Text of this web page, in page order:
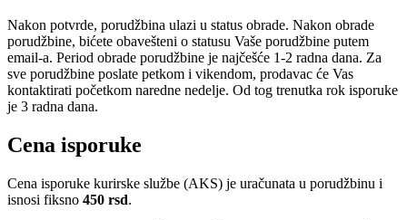
Nakon potvrde, porudžbina ulazi u status obrade. Nakon obrade
porudžbine, bićete obavešteni o statusu Vaše porudžbine putem
email-a. Period obrade porudžbine je najčešće 1-2 radna dana. Za
sve porudžbine poslate petkom i vikendom, prodavac će Vas
kontaktirati početkom naredne nedelje. Od tog trenutka rok isporuke
je 3 radna dana.
Cena isporuke
Cena isporuke kurirske službe (AKS) je uračunata u porudžbinu i
isnosi fiksno 450 rsd.